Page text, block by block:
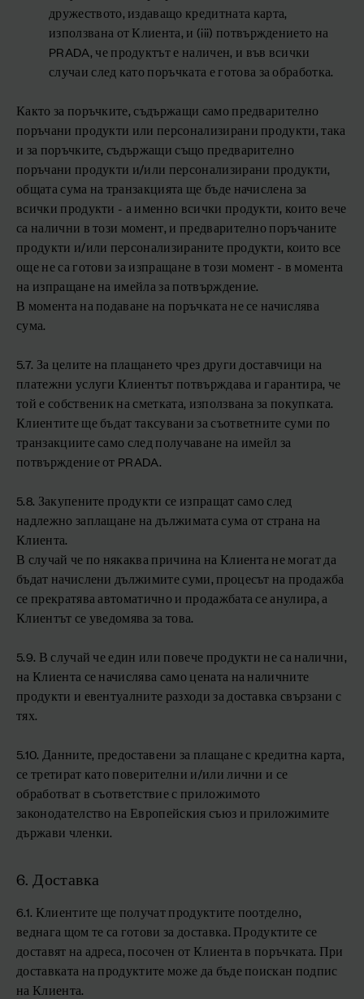
дружеството, издаващо кредитната карта,
използвана от Клиента, и (iii) потвърждението на
PRADA, че продуктът е наличен, и във всички
случаи след като поръчката е готова за обработка.
Както за поръчките, съдържащи само предварително
поръчани продукти или персонализирани продукти, така
и за поръчките, съдържащи също предварително
поръчани продукти и/или персонализирани продукти,
общата сума на транзакцията ще бъде начислена за
всички продукти - а именно всички продукти, които вече
са налични в този момент, и предварително поръчаните
продукти и/или персонализираните продукти, които все
още не са готови за изпращане в този момент - в момента
на изпращане на имейла за потвърждение.
В момента на подаване на поръчката не се начислява
сума.
5.7. За целите на плащането чрез други доставчици на
платежни услуги Клиентът потвърждава и гарантира, че
той е собственик на сметката, използвана за покупката.
Клиентите ще бъдат таксувани за съответните суми по
транзакциите само след получаване на имейл за
потвърждение от PRADA.
5.8. Закупените продукти се изпращат само след
надлежно заплащане на дължимата сума от страна на
Клиента.
В случай че по някаква причина на Клиента не могат да
бъдат начислени дължимите суми, процесът на продажба
се прекратява автоматично и продажбата се анулира, а
Клиентът се уведомява за това.
5.9. В случай че един или повече продукти не са налични,
на Клиента се начислява само цената на наличните
продукти и евентуалните разходи за доставка свързани с
тях.
5.10. Данните, предоставени за плащане с кредитна карта,
се третират като поверителни и/или лични и се
обработват в съответствие с приложимото
законодателство на Европейския съюз и приложимите
държави членки.
6. Доставка
6.1. Клиентите ще получат продуктите поотделно,
веднага щом те са готови за доставка. Продуктите се
доставят на адреса, посочен от Клиента в поръчката. При
доставката на продуктите може да бъде поискан подпис
на Клиента.